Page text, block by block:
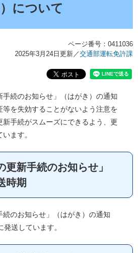
について
ページ番号：0411036
2025年3月24日更新 ／交通部運転免許課
続のお知らせ」（はがき）の通知
等を失効することがないよう注意を
手続がスムーズにできるよう、更
ます。
更新手続のお知らせ」
時期
続のお知らせ」（はがき）の通知
送しています。